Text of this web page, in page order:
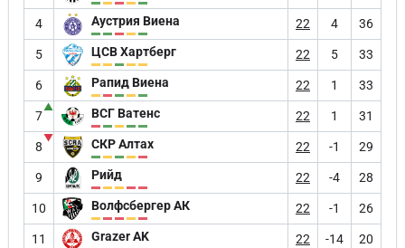
4 Аустрия Виена 22 4 36
5 ЦСВ Хартберг 22 5 33
6 Рапид Виена 22 1 33
7
▲ ВСГ Ватенс 22 1 31
8
▼ СКР Алтах 22 -1 29
9 Рийд 22 -4 28
10 Волфсбергер АК 22 -1 26
11 Grazer AK 22 -14 20